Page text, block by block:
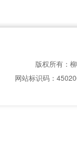
版权所有：
网站标识码：